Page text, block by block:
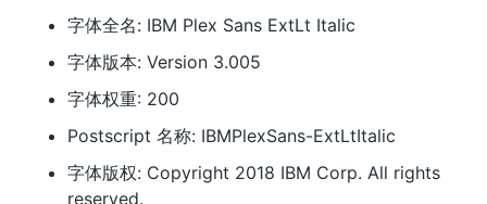
字体全名: IBM Plex Sans ExtLt Italic
字体版本: Version 3.005
字体权重: 200
Postscript 名称: IBMPlexSans-ExtLtItalic
字体版权: Copyright 2018 IBM Corp. All rights
reserved.